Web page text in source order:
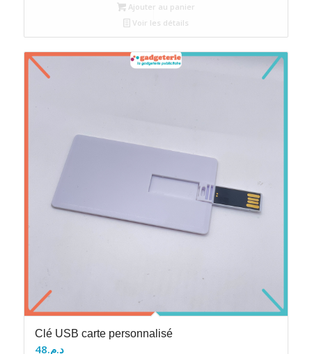
Ajouter au panier
Voir les détails
Clé USB carte personnalisé
د.م.48